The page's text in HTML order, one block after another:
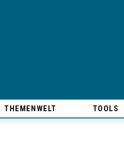
THEMENWELT TOOLS